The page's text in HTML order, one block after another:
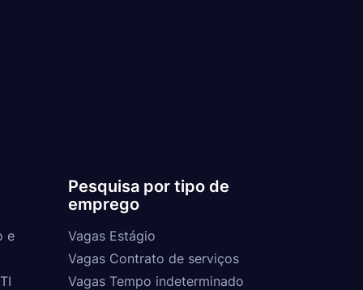
e
Pesquisa por tipo de
emprego
Vagas Estágio
Vagas Contrato de serviços
Vagas Tempo indeterminado